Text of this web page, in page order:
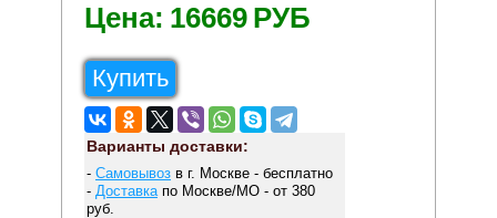
Цена: 16669 РУБ
Купить
Варианты доставки:
- Самовывозв г. Москве - бесплатно
- Доставкапо Москве/МО - от 380
руб.